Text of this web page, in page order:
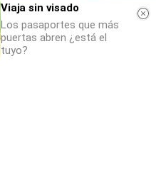
Viaja sin visado
Los pasaportes que más
puertas abren ¿está el
tuyo?